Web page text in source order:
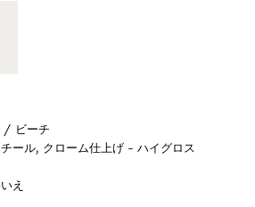
/ ビーチ
ール, クローム仕上げ - ハイグロス
え